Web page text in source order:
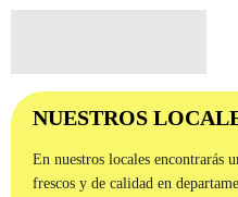
NUESTROS
En nuestros locales encontrarás
frescos y de calidad en